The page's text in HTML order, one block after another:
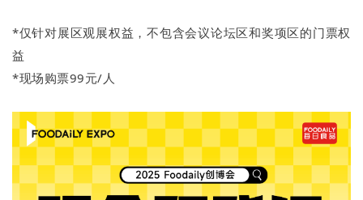
*仅针对展区观展权益，不包含会议论坛区和奖项区的门票权
益
*现场购票99元/人